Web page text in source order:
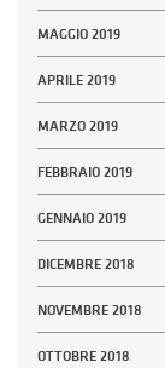
MAGGIO 2019
APRILE 2019
MARZO 2019
FEBBRAIO 2019
GENNAIO 2019
DICEMBRE 2018
NOVEMBRE 2018
OTTOBRE 2018